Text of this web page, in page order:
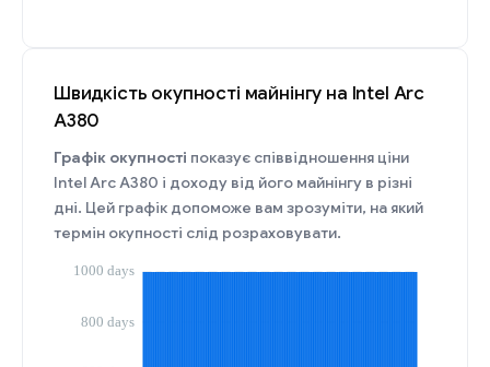
Швидкість окупності майнінгу на Intel Arc
A380
Графік окупності показує співвідношення ціни
Intel Arc A380 і доходу від його майнінгу в різні
дні. Цей графік допоможе вам зрозуміти, на який
термін окупності слід розраховувати.